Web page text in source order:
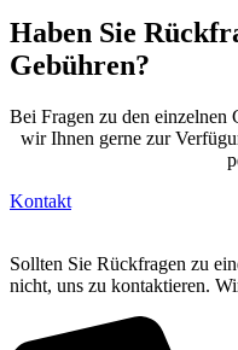
Haben Sie
Gebühren?
Bei Fragen zu den einzelnen
wir Ihnen gerne zur
Kontakt
Sollten Sie Rückfragen zu
nicht, uns zu kontaktieren.